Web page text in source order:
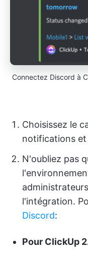
Connectez Discord à
Choisissez le
notifications
N'oubliez pas
l'intégration.
Discord:
Pour ClickUp